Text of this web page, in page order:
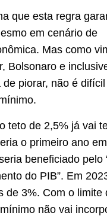
que esta regra
em cenário de
Mas como
Bolsonaro e
piorar, não é
teto de 2,5% já vai
o primeiro ano
beneficiado pelo
do PIB”. Em
de 3%. Com o limite
não vai